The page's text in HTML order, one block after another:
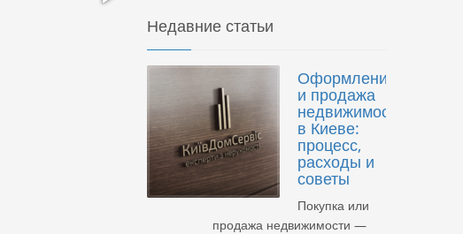
Недавние статьи
Оформление
и продажа
недвижимости
в Киеве:
процесс,
расходы и
советы
Покупка или
продажа недвижимости —